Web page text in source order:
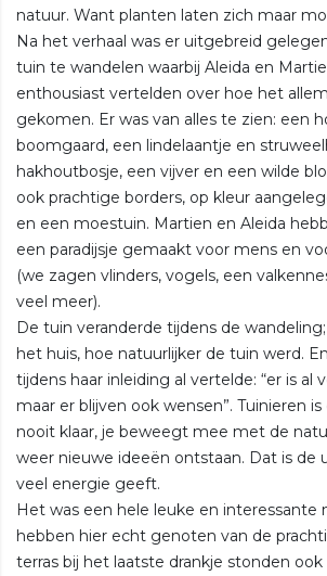
natuur. Want planten laten zich maar
Na het verhaal was er uitgebreid
tuin te wandelen waarbij Aleida en
enthousiast vertelden over hoe het
gekomen. Er was van alles te zien: een
boomgaard, een lindelaantje en
hakhoutbosje, een vijver en een wilde
ook prachtige borders, op kleur
en een moestuin. Martien en Aleida
een paradijsje gemaakt voor mens en
(we zagen vlinders, vogels, een
veel meer).
De tuin veranderde tijdens de
het huis, hoe natuurlijker de tuin werd.
tijdens haar inleiding al vertelde: “er is al
maar er blijven ook wensen”. Tuinieren
nooit klaar, je beweegt mee met de
weer nieuwe ideeën ontstaan. Dat is de
veel energie geeft.
Het was een hele leuke en interessante
hebben hier echt genoten van de
terras bij het laatste drankje stonden